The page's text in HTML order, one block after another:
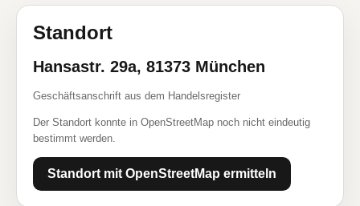
Standort
Hansastr. 29a, 81373 München
Geschäftsanschrift aus dem Handelsregister
Der Standort konnte in OpenStreetMap noch nicht eindeutig
bestimmt werden.
Standort mit OpenStreetMap ermitteln